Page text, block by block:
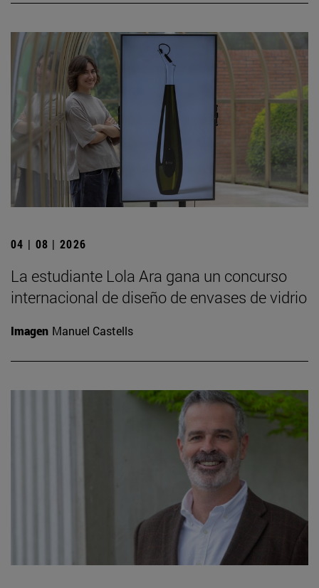
04 | 08 | 2026
La estudiante Lola Ara gana un concurso
internacional de diseño de envases de vidrio
Imagen Manuel Castells